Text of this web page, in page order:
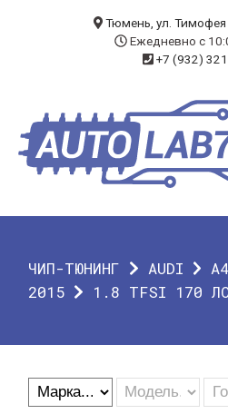
ЧИП-ТЮНИНГ
ДИАГНОСТИКА
О КОМПАНИИ
ГАРАНТИЯ
Тюмень, ул. Тимофея
Ежедневно с
+7 (932)
ЧИП-ТЮНИНГ AUDI A4
2015
1.8 TFSI 170